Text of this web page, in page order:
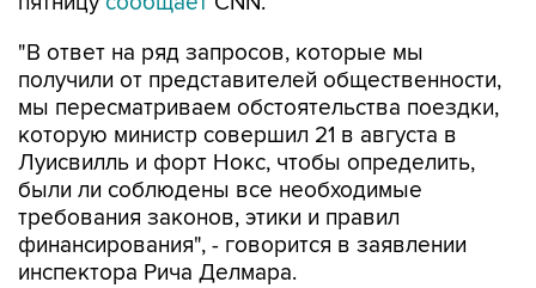
"В ответ на ряд запросов, которые мы
получили от представителей общественности,
мы пересматриваем обстоятельства поездки,
которую министр совершил 21 в августа в
Луисвилль и форт Нокс, чтобы определить,
были ли соблюдены все необходимые
требования законов, этики и правил
финансирования", - говорится в заявлении
инспектора Рича Делмара.